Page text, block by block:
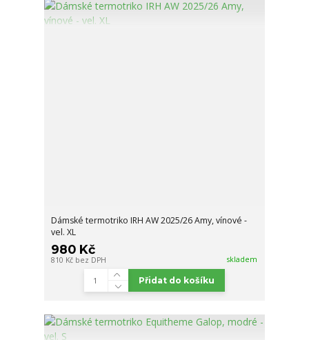
Dámské termotriko IRH AW 2025/26 Amy, vínové -
vel. XL
980 Kč
810 Kč bez DPH skladem
Přidat do košíku